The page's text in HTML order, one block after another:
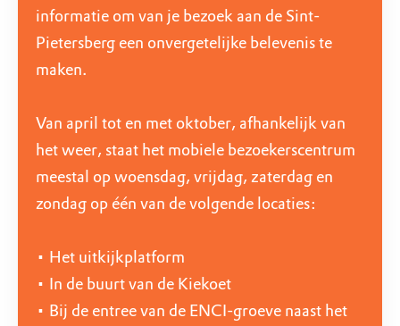
informatie om van je bezoek aan de Sint-
Pietersberg een onvergetelijke belevenis te
maken.
Van april tot en met oktober, afhankelijk van
het weer, staat het mobiele bezoekerscentrum
meestal op woensdag, vrijdag, zaterdag en
zondag op één van de volgende locaties:
• Het uitkijkplatform
• In de buurt van de Kiekoet
• Bij de entree van de ENCI-groeve naast het